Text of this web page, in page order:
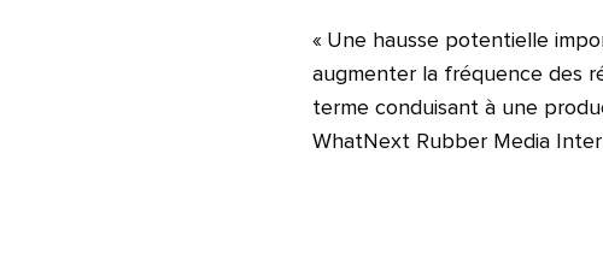
« Une hausse potentielle
augmenter la fréquence des
terme conduisant à une
WhatNext Rubber Media